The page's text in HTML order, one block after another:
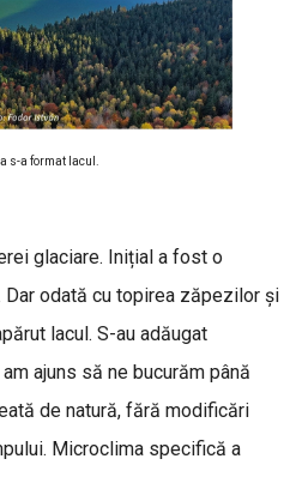
s-a format lacul.
glaciare. Inițial a fost o
odată cu topirea zăpezilor și
lacul. S-au adăugat
ajuns să ne bucurăm până
de natură, fără modificări
Microclima specifică a